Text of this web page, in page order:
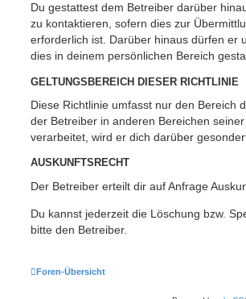
Du gestattest dem Betreiber darüber
zu kontaktieren, sofern dies zur
erforderlich ist. Darüber hinaus dürfen er
dies in deinem persönlichen Bereich
GELTUNGSBEREICH DIESER RICHTLINIE
Diese Richtlinie umfasst nur den Bereich
der Betreiber in anderen Bereichen
verarbeitet, wird er dich darüber
AUSKUNFTSRECHT
Der Betreiber erteilt dir auf Anfrage
Du kannst jederzeit die Löschung bzw.
bitte den Betreiber.
Foren-Übersicht